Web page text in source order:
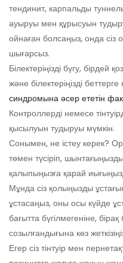
тендинит, карпальды
ауыруы мен құрысуын
ойнаған болсаңыз, онда сіз
шығарсыз.
Білектеріңізді бүгу, бірдей
және білектеріңізді
синдромына әсер ететін
Контроллерді немесе
қысылуын тудыруы мүмкін.
Сонымен, не істеу керек?
төмен түсіріп, шынтағыңызды
қалыпыңызға қарай
Мұнда сіз қолыңызды
ұстасаңыз, оны осы күйде
бағытта бүгілмегеніне, бірақ
созылғандығына көз
Егер сіз тінтуір мен